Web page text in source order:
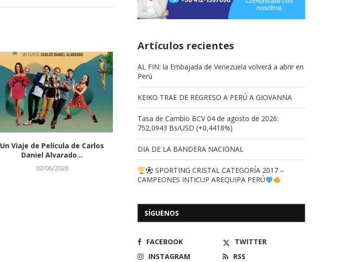
Un Viaje de Película de Carlos
Daniel Alvarado...
02/06/2026
La Actriz Patricia Schwarzgruber
operada de emergencia
22/02/2026
Artículos recientes
AL FIN: la Embajada de Venezuela volverá a abrir en
Perú
KEIKO TRAE DE REGRESO A PERÚ A GIOVANNA
Tasa de Cambio BCV 04 de agosto de 2026:
752,0943 Bs/USD (+0,4418%)
DIA DE LA BANDERA NACIONAL
SPORTING CRISTAL CATEGORÍA 2017 –
CAMPEONES INTICUP AREQUIPA PERÚ
SÍGUENOS
FACEBOOK
TWITTER
INSTAGRAM
RSS